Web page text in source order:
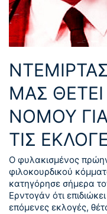
ΜΑΣ
ΝΟΜΟΥ ΓΙΑ
ΤΙΣ
Ο φυλακισμένος
φιλοκουρδικού
κατηγόρησε σήμερα
Ερντογάν ότι
επόμενες εκλογές,